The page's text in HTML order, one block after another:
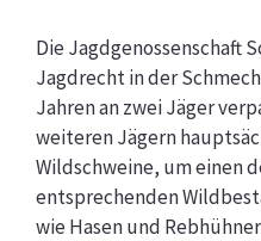
Die Jagdgenossenschaft
Jagdrecht in der
Jahrenan zwei Jäger
weiteren Jägern
Wildschweine, um einen
entsprechenden
wie Hasen und